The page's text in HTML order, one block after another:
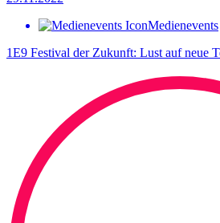
Medienevents
1E9 Festival der Zukunft: Lust auf neue